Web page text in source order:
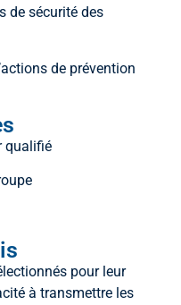
de sécurité des
de prévention
qualifié
pour leur
à transmettre les